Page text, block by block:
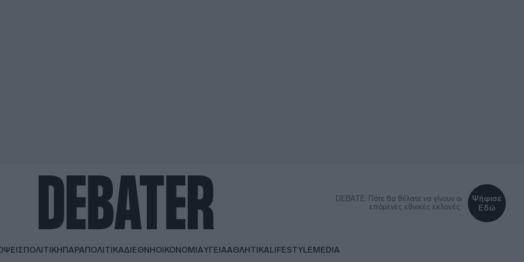
DEBATE: Πότε θα θέλατε να γίνουν οι
επόμενες εθνικές εκλογές;
Ψήφισε
Εδώ
ΠΟΛΙΤΙΚΗΠΑΡΑΠΟΛΙΤΙΚΑΔΙΕΘΝΗΟΙΚΟΝΟΜΙΑΥΓΕΙΑΑΘΛΗΤΙΚΑLIFESTYLEMEDIA